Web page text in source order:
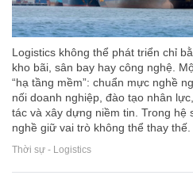
Logistics không thể phát triển chỉ
kho bãi, sân bay hay công nghệ.
“hạ tầng mềm”: chuẩn mực nghề
nối doanh nghiệp, đào tạo nhân
tác và xây dựng niềm tin. Trong hệ
nghề giữ vai trò không thể thay thế.
Thời sự - Logistics